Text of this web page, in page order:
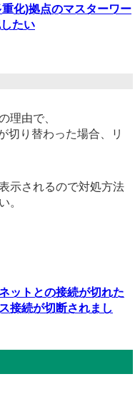
化)拠点のマスターワー
たい
理由で、
切り替わった場合、リ
示されるので対処方法
。
ットとの接続が切れた
接続が切断されまし